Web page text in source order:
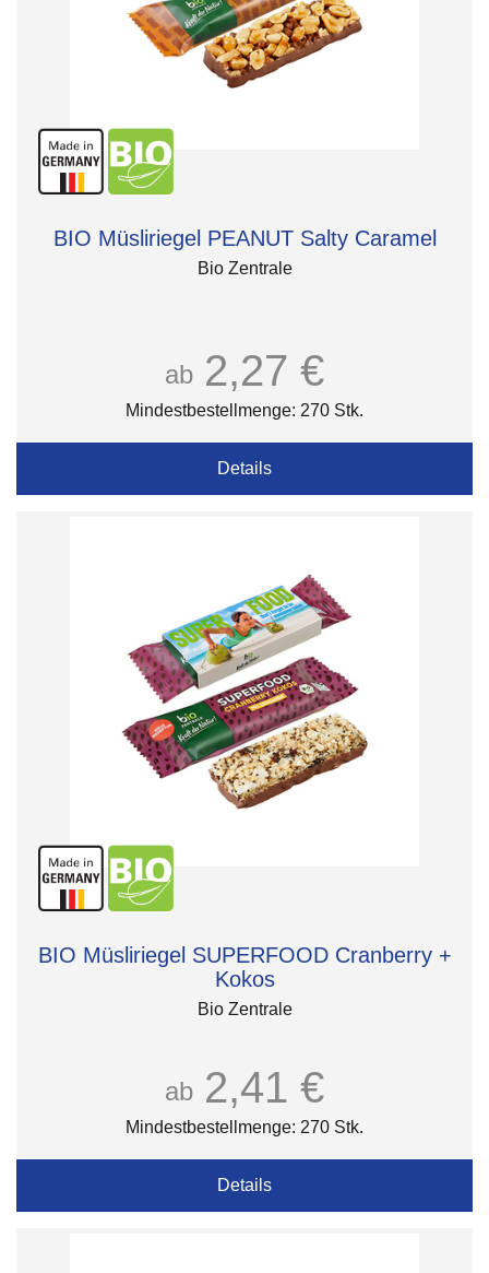
BIO Müsliriegel PEANUT Salty Caramel
Bio Zentrale
ab 2,27 €
Mindestbestellmenge: 270 Stk.
Details
BIO Müsliriegel SUPERFOOD Cranberry +
Kokos
Bio Zentrale
ab 2,41 €
Mindestbestellmenge: 270 Stk.
Details